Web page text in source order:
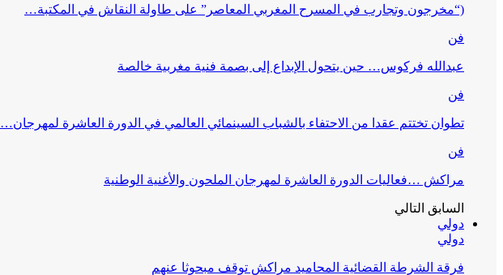
(“مخرجون وتجارب في المسرح المغربي المعاصر” على طاولة النقاش في المكتبة…
فن
عبدالله فركوس… حين يتحول الإبداع إلى بصمة فنية مغربية خالصة
فن
تطوان تختتم عقدا من الاحتفاء بالشباب السينمائي العالمي في الدورة العاشرة لمهرجان…
فن
مراكش …فعاليات الدورة العاشرة لمهرجان الملحون والأغنية الوطنية
السابق التالي
دولي
دولي
فرقة الشرطة القضائية المحاميد مراكش توقف مبحوثا عنهم